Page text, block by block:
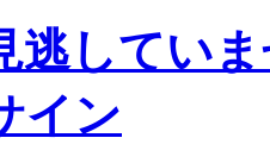
逃してい
イン